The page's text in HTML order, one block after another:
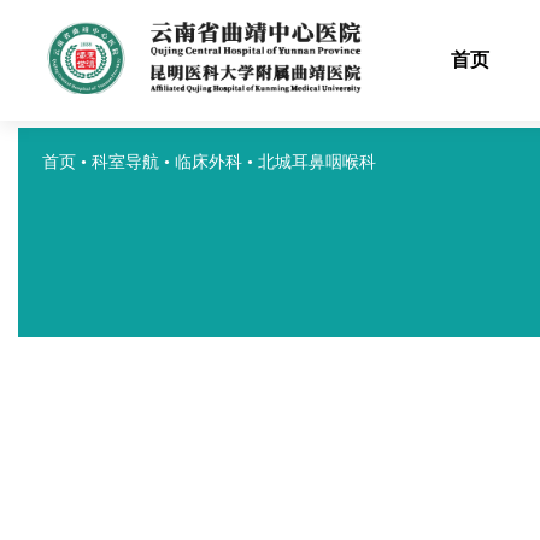
首页
首页 • 科室导航 • 临床外科 • 北城耳鼻咽喉科